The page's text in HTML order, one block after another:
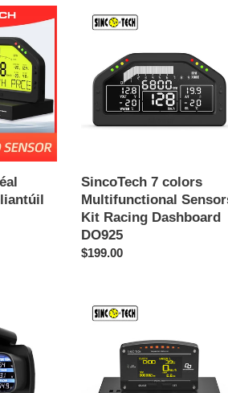
SincoTech
Multifunctional
Sensors
Racing
SincoTech 7 colors
Multifunctional
Kit Racing Dashboard
DO925
Regular
$199.00
SincoTech
Painéal
Rásaíochta
Ilbhliantúil
DO907